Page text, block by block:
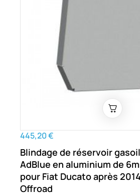
445,20 €
Blindage de réservoir
AdBlue en aluminium de
pour Fiat Ducato après
Offroad